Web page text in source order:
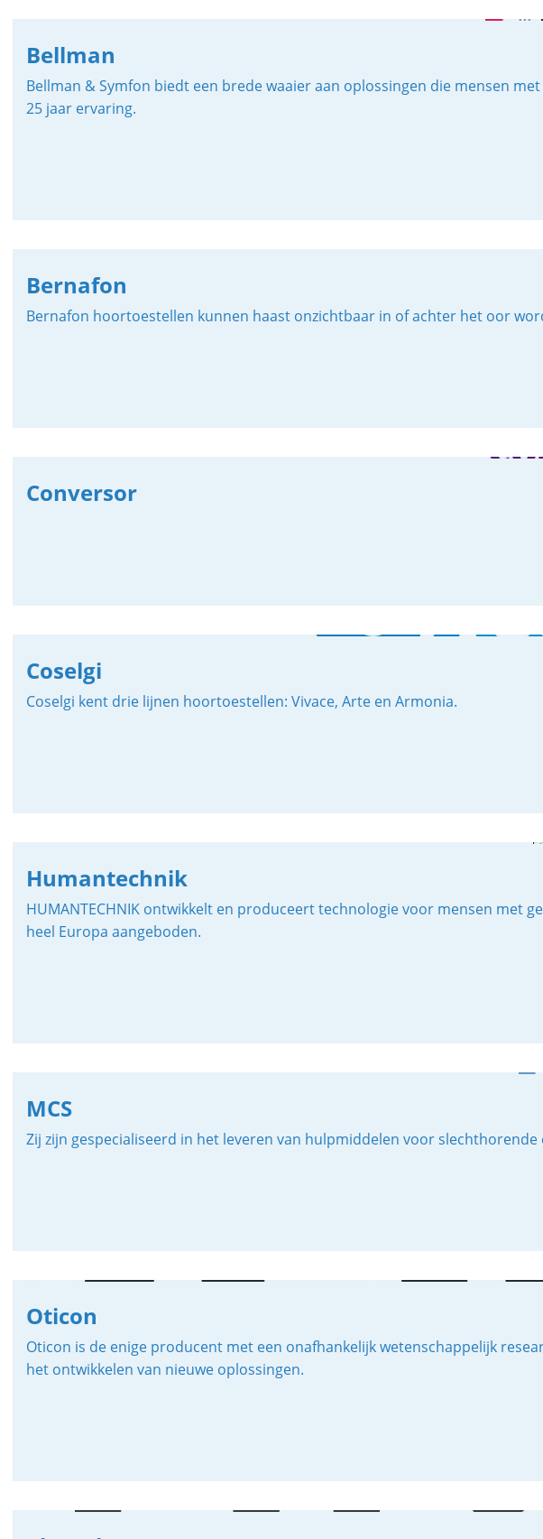
Bellman
Bellman & Symfon biedt een brede waaier aan oplossingen die mensen
25 jaar ervaring.
Bernafon
Bernafon hoortoestellen kunnen haast onzichtbaar in of achter het oor
Conversor
Coselgi
Coselgi kent drie lijnen hoortoestellen: Vivace, Arte en Armonia.
Humantechnik
HUMANTECHNIK ontwikkelt en produceert technologie voor mensen
heel Europa aangeboden.
MCS
Zij zijn gespecialiseerd in het leveren van hulpmiddelen voor slechthorende
Oticon
Oticon is de enige producent met een onafhankelijk wetenschappelijk
het ontwikkelen van nieuwe oplossingen.